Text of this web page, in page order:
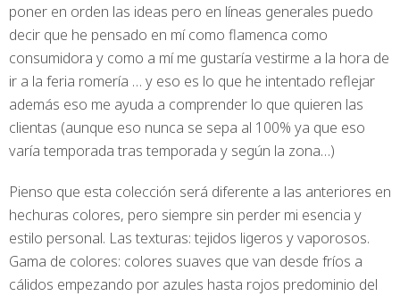
poner en orden las ideas pero en líneas generales puedo
decir que he pensado en mí como flamenca como
consumidora y como a mí me gustaría vestirme a la hora de
ir a la feria romería … y eso es lo que he intentado reflejar
además eso me ayuda a comprender lo que quieren las
clientas (aunque eso nunca se sepa al 100% ya que eso
varía temporada tras temporada y según la zona…)
Pienso que esta colección será diferente a las anteriores en
hechuras colores, pero siempre sin perder mi esencia y
estilo personal. Las texturas: tejidos ligeros y vaporosos.
Gama de colores: colores suaves que van desde fríos a
cálidos empezando por azules hasta rojos predominio del